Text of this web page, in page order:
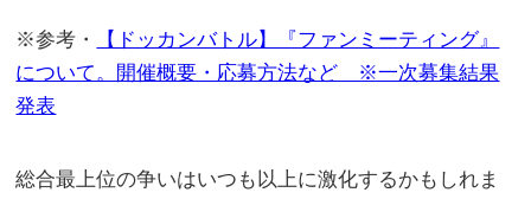
※参考・
【ドッカンバトル】『ファンミーティング』
について。開催概要・応募方法など ※一次募集結果
発表
総合最上位の争いはいつも以上に激化するかもしれま